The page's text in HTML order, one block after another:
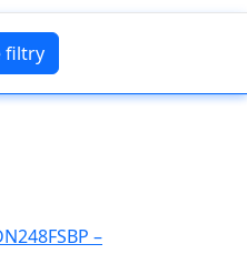
filtry
–